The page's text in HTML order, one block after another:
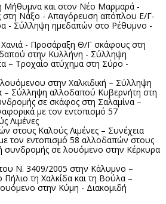
Μήθυμνα και στον Νέο Μαρμαρά -
Νάξο - Απαγόρευση απόπλου Ε/Γ-
- Σύλληψη ημεδαπών στο Ρέθυμνο -
- Προσάραξη Θ/Γ σκάφους στη
στην Κυλλήνη - Σύλληψη
– Τροχαίο ατύχημα στη Σύρο -
στην Χαλκιδική – Σύλληψη
– Σύλληψη αλλοδαπού Κυβερνήτη στη
σε σκάφος στη Σαλαμίνα –
με τον εντοπισμό 57
Λιμένες
στους Καλούς Λιμένες – Συνέχεια
τον εντοπισμό 58 αλλοδαπών στους
συνδρομής σε λουόμενο στην Κέρκυρα
Ν. 3409/2005 στην Κάλυμνο –
τη Χαλκίδα και τη Βούλα –
στην Κύμη - Διακομιδή